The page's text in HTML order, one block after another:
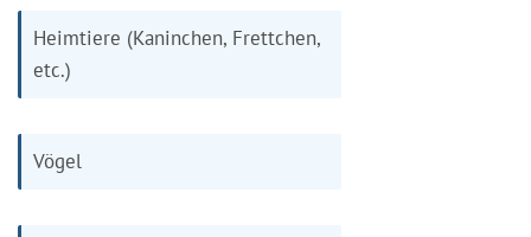
Heimtiere (Kaninchen, Frettchen,
etc.)
Vögel